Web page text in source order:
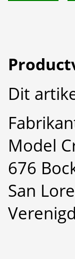
Dit
Model
676
San